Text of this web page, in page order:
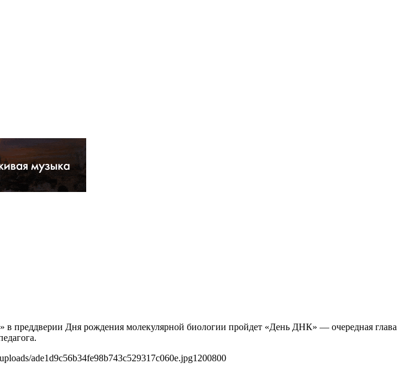
в преддверии Дня рождения молекулярной биологии пройдет «День ДНК» — очередная глава
ade1d9c56b34fe98b743c529317c060e.jpg1200800